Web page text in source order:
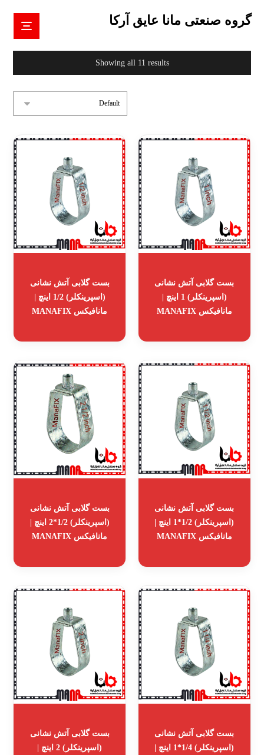
گروه صنعتی مانا عایق آرکا
Showing all 11 results
بست گلابی آتش نشانی
(اسپرینکلر) 1 اینچ |
مانافیکس MANAFIX
بست گلابی آتش نشانی
(اسپرینکلر) 1/2 اینچ |
مانافیکس MANAFIX
بست گلابی آتش نشانی
(اسپرینکلر) 1/2*1 اینچ |
مانافیکس MANAFIX
بست گلابی آتش نشانی
(اسپرینکلر) 1/2*2 اینچ |
مانافیکس MANAFIX
بست گلابی آتش نشانی
(اسپرینکلر) 1/4*1 اینچ |
بست گلابی آتش نشانی
(اسپرینکلر) 2 اینچ |